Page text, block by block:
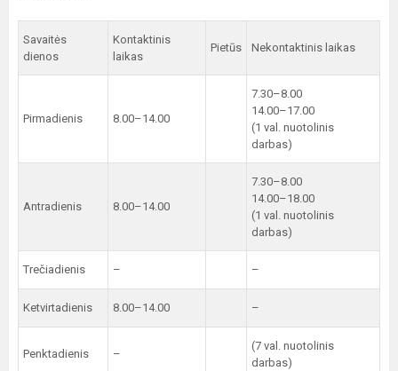
Savaitės
dienos
Kontaktinis
laikas
Pietūs Nekontaktinis laikas
Pirmadienis 8.00–14.00
7.30–8.00
14.00–17.00
(1 val. nuotolinis
darbas)
Antradienis 8.00–14.00
7.30–8.00
14.00–18.00
(1 val. nuotolinis
darbas)
Trečiadienis – –
Ketvirtadienis 8.00–14.00 –
Penktadienis –
(7 val. nuotolinis
darbas)